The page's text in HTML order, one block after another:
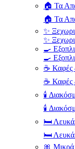
🏠 Τα
🏠 Τα
✨
✨
🍳
🍳
☕ Καφές
☕ Καφές
🕯️
🕯️
🛏️ Λευκά
🛏️ Λευκά
🎀